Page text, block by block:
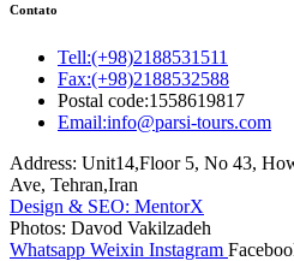
Contato
Tell:(+98)2188531511
Fax:(+98)2188532588
Postal code:1558619817
Email:info@parsi-tours.com
Address: Unit14,Floor 5, No 43,
Ave, Tehran,Iran
Design & SEO: MentorX
Photos: Davod Vakilzadeh
Whatsapp Weixin Instagram